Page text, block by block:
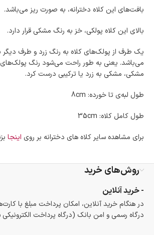
بافت‌های این کلاه دخترانه، به صورت ریز می‌باشد.
بالای این کلاه پولکی، خز به رنگ مشکی قرار دارد.
یک طرف از پولک‌های کلاه به رنگ زرد و طرف
می‌باشد. یعنی به طور راحت می‌شود رنگ پولک‌های
مشکی، مشکی به زرد یا ترکیبی درست کرد.
طول لبه‌ی تا خورده: 8cm
طول کامل کلاه: 35cm
برای مشاهده سایر کلاه های دخترانه بر روی اینجا
روش‌های خرید
- خرید آنلاین
در هنگام خرید آنلاین، امکان پرداخت مبلغ با
درگاه رسمی و امن بانک (درگاه پرداخت